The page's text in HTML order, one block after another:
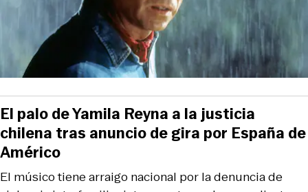
El músico tiene arraigo nacional por la denuncia de
El palo de Yamila Reyna a la justicia
chilena tras anuncio de gira por España de
Américo